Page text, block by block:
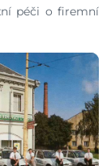
péči o firemní